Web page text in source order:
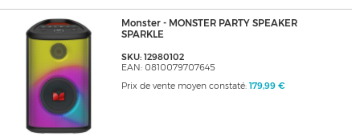
Monster - MONSTER PARTY SPEAKER
SPARKLE
SKU: 12980102
EAN: 0810079707645
Prix de vente moyen constaté: 179,99 €